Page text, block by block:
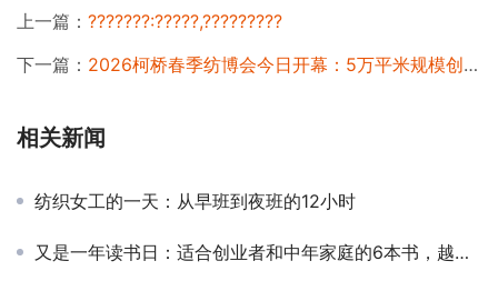
上一篇： ???????:?????,?????????
下一篇： 2026柯桥春季纺博会今日开幕：5万平米规模创历史新高，AI智能体”小布”亮相
相关新闻
纺织女工的一天：从早班到夜班的12小时
又是一年读书日：适合创业者和中年家庭的6本书，越早读越好